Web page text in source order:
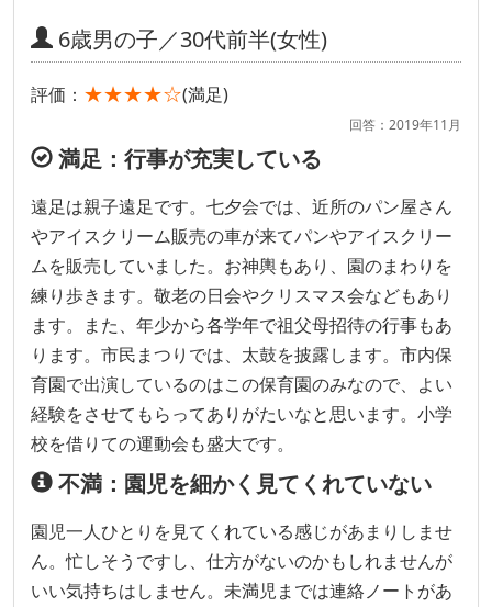
6歳男の子／30代前半(女性)
評価： ★★★★☆(満足)
回答：2019年11月
満足：行事が充実している
遠足は親子遠足です。七夕会では、近所のパン屋さん
やアイスクリーム販売の車が来てパンやアイスクリー
ムを販売していました。お神輿もあり、園のまわりを
練り歩きます。敬老の日会やクリスマス会などもあり
ます。また、年少から各学年で祖父母招待の行事もあ
ります。市民まつりでは、太鼓を披露します。市内保
育園で出演しているのはこの保育園のみなので、よい
経験をさせてもらってありがたいなと思います。小学
校を借りての運動会も盛大です。
不満：園児を細かく見てくれていない
園児一人ひとりを見てくれている感じがあまりしませ
ん。忙しそうですし、仕方がないのかもしれませんが
いい気持ちはしません。未満児までは連絡ノートがあ